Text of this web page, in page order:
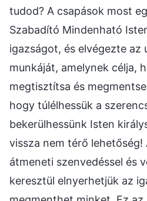
tudod? A csapások most
Szabadító Mindenható
igazságot, és elvégezte az
munkáját, amelynek célja,
megtisztítsa és
hogy túlélhessük a
bekerülhessünk Isten
vissza nem térő
átmeneti szenvedéssel és
keresztül elnyerhetjük az